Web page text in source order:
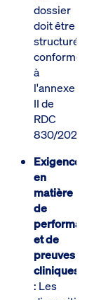
dossier
doit être
structuré
conformément
à
l'annexe
II de
RDC
830/2023.
Exigences
en
matière
de
performances
et de
preuves
cliniques
: Les